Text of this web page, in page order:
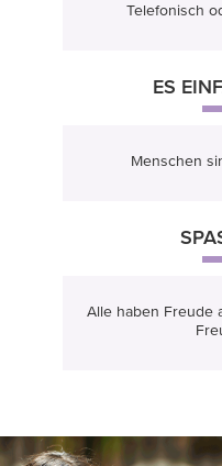
Telefonisch
ES
Menschen
Alle haben Freude